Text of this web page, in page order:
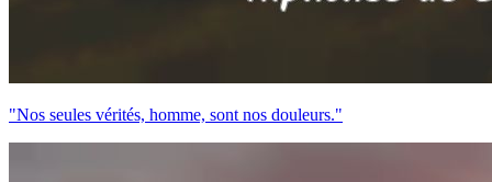
"Nos seules vérités, homme, sont nos douleurs."